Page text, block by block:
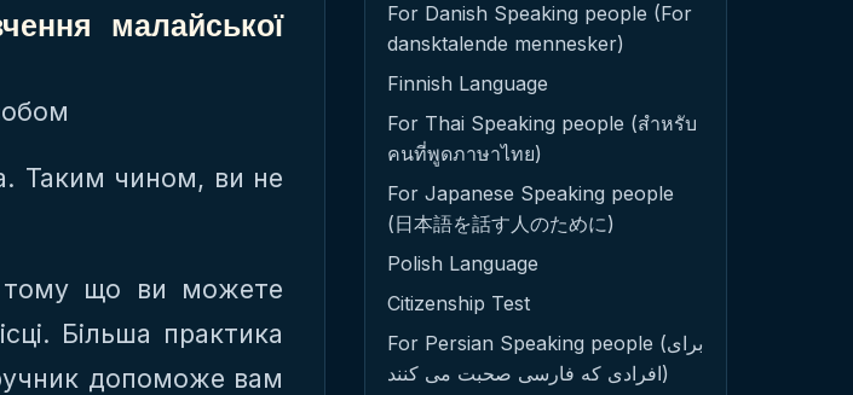
малайської
Таким чином, ви не
тому що ви можете
Більша практика
допоможе вам
For Danish Speaking people (For
dansktalende mennesker)
Finnish Language
For Thai Speaking people (สำหรับ
คนที่พูดภาษาไทย)
For Japanese Speaking people
(日本語を話す人のために)
Polish Language
Citizenship Test
For Persian Speaking people (برای
افرادی که فارسی صحبت می کنند)